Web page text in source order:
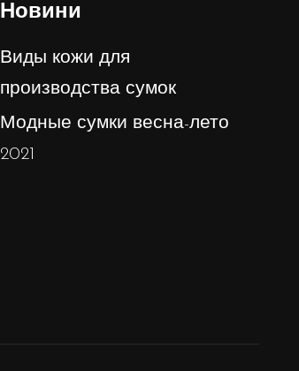
Новини
Виды кожи для
производства сумок
Модные сумки весна-лето
2021